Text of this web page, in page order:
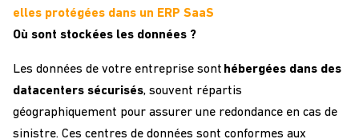
elles protégées dans un ERP SaaS
Où sont stockées les données ?
Les données de votre entreprise sont hébergées dans des
datacenters sécurisés, souvent répartis
géographiquement pour assurer une redondance en cas de
sinistre. Ces centres de données sont conformes aux